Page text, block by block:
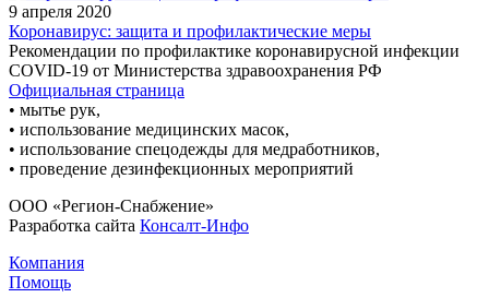
9 апреля 2020
Коронавирус: защита и профилактические меры
Рекомендации по профилактике коронавирусной инфекции
COVID-19 от Министерства здравоохранения РФ
Официальная страница
• мытье рук,
• использование медицинских масок,
• использование спецодежды для медработников,
• проведение дезинфекционных мероприятий
ООО «Регион-Снабжение»
Разработка сайта Консалт-Инфо
Компания
Помощь